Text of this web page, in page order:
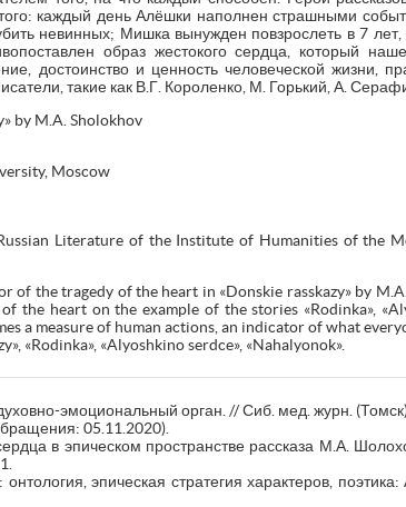
каждый день Алёшки наполнен страшными
невинных; Мишка вынужден повзрослеть в 7
образ жестокого сердца, который
достоинство и ценность человеческой жизни,
такие как В.Г. Короленко, М. Горький, А.
by M.A. Sholokhov
Moscow
Literature of the Institute of Humanities of the
of the tragedy of the heart in «Donskie rasskazy» by
the heart on the example of the stories «Rodinka»,
a measure of human actions, an indicator of what
«Rodinka», «Alyoshkino serdce», «Nahalyonok».
эмоциональный орган. // Сиб. мед. журн.
05.11.2020).
в эпическом пространстве рассказа М.А.
эпическая стратегия характеров,